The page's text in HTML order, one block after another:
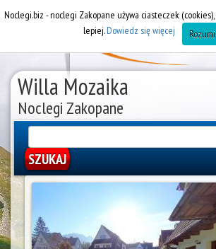
Willa Mozaika
Noclegi Zakopane
Noclegi.biz - noclegi Zakopane używa ciasteczek (cookies),
lepiej.Dowiedz się więcej